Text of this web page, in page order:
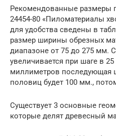
Рекомендованные размеры
24454-80 «Пиломатериалы
для удобства сведены в
размер ширины обрезных
диапазоне от 75 до 275 мм.
увеличивается при шаге в
миллиметров последующая
половиц будет 100 мм.,
Существует 3 основные
которые делят древесный